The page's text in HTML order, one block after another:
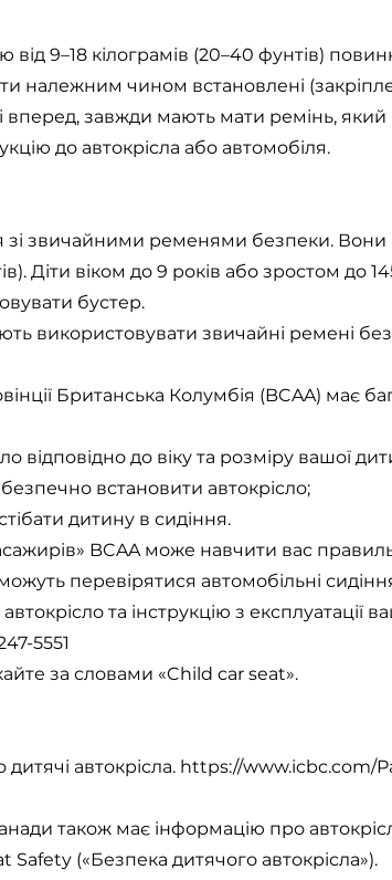
від 9–18 кілограмів (20–40 фунтів)
належним чином встановлені
вперед, завжди мають мати ремінь, який
до автокрісла або автомобіля.
звичайними ременями безпеки. Вони
Діти віком до 9 років або зростом до
бустер.
використовувати звичайні ремені
Британська Колумбія (BCAA) має
відповідно до віку та розміру вашої
встановити автокрісло;
дитину в сидіння.
BCAA може навчити вас
перевірятися автомобільні
та інструкцію з експлуатації
5551
за словами «Child car seat».
автокрісла. https://www.icbc.com/
також має інформацію про
Safety («Безпека дитячого автокрісла»).